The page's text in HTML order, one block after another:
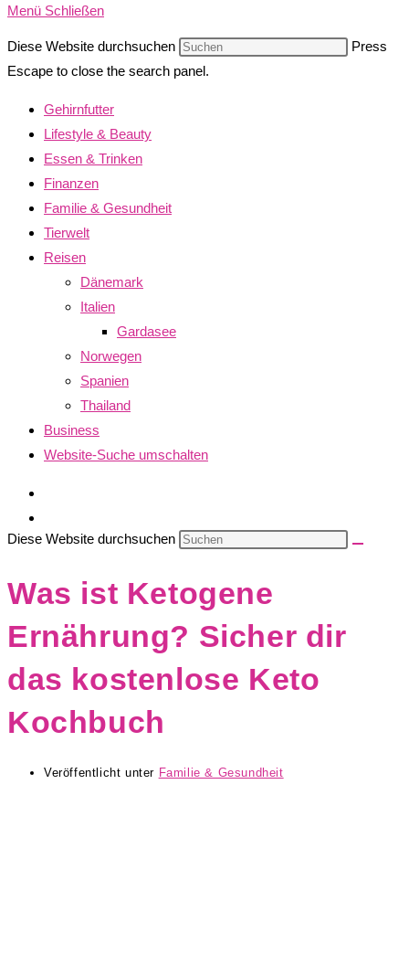
Menü Schließen
Diese Website durchsuchen
Press
Escape to close the search panel.
Gehirnfutter
Lifestyle & Beauty
Essen & Trinken
Finanzen
Familie & Gesundheit
Tierwelt
Reisen
Dänemark
Italien
Gardasee
Norwegen
Spanien
Thailand
Business
Website-Suche umschalten
Diese Website durchsuchen
Was ist Ketogene
Ernährung? Sicher dir
das kostenlose Keto
Kochbuch
Veröffentlicht unter Familie & Gesundheit